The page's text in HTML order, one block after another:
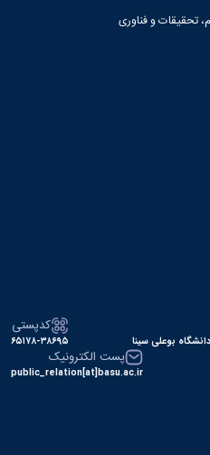
تحقیقات و فناوری
بوعلی سینا
کدپستی
۶۵۱۷۸-۳۸۶۹۵
پست الکترونیک
public_relation[at]basu.ac.ir